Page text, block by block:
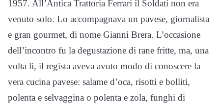
1957. All’Antica Trattoria Ferrari il Soldati non era
venuto solo. Lo accompagnava un pavese, giornalista
e gran gourmet, di nome Gianni Brera. L’occasione
dell’incontro fu la degustazione di rane fritte, ma, una
volta lì, il regista aveva avuto modo di conoscere la
vera cucina pavese: salame d’oca, risotti e bolliti,
polenta e selvaggina o polenta e zola, funghi di